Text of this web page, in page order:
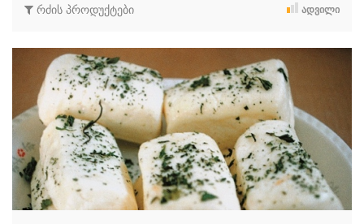
რძის პროდუქტები ᲐᲓᲕᲘᲚᲘ